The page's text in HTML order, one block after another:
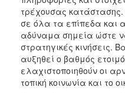
τρέχουσας κατάστασης.
σε όλα τα επίπεδα και
αδύναμα σημεία ώστε
στρατηγικές κινήσεις.
αυξηθεί ο βαθμός
ελαχιστοποιηθούν οι
τοπική κοινωνία και το